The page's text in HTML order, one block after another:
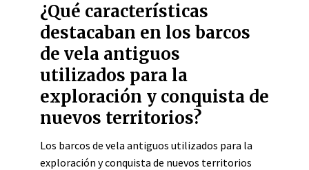
¿Qué características
destacaban en los barcos
de vela antiguos
utilizados para la
exploración y conquista de
nuevos territorios?
Los barcos de vela antiguos utilizados para la
exploración y conquista de nuevos territorios